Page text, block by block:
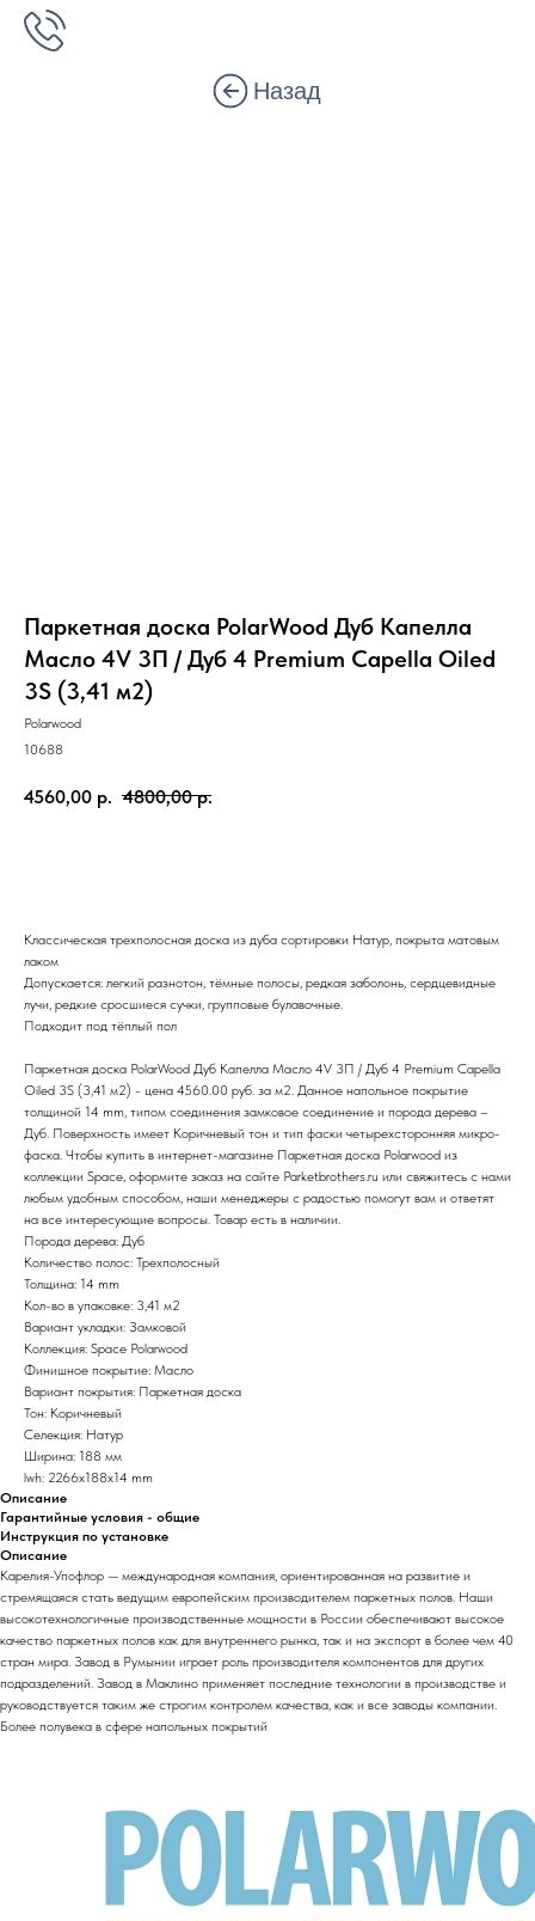
Назад
Паркетная доска PolarWood Дуб Капелла
Масло 4V 3П / Дуб 4 Premium Capella Oiled
3S (3,41 м2)
Polarwood
10688
4560,00 р. 4800,00 р.
Классическая трехполосная доска из дуба сортировки Натур, покрыта матовым
лаком
Допускается: легкий разнотон, тёмные полосы, редкая заболонь, сердцевидные
лучи, редкие сросшиеся сучки, групповые булавочные.
Подходит под тёплый пол
Паркетная доска PolarWood Дуб Капелла Масло 4V 3П / Дуб 4 Premium Capella
Oiled 3S (3,41 м2) - цена 4560.00 руб. за м2. Данное напольное покрытие
толщиной 14 mm, типом соединения замковое соединение и порода дерева –
Дуб. Поверхность имеет Коричневый тон и тип фаски четырехсторонняя микро-
фаска. Чтобы купить в интернет-магазине Паркетная доска Polarwood из
коллекции Space, оформите заказ на сайте Parketbrothers.ru или свяжитесь с нами
любым удобным способом, наши менеджеры с радостью помогут вам и ответят
на все интересующие вопросы. Товар есть в наличии.
Порода дерева: Дуб
Количество полос: Трехполосный
Толщина: 14 mm
Кол-во в упаковке: 3,41 м2
Вариант укладки: Замковой
Коллекция: Space Polarwood
Финишное покрытие: Масло
Вариант покрытия: Паркетная доска
Тон: Коричневый
Селекция: Натур
Ширина: 188 мм
lwh: 2266x188x14 mm
Описание
Гарантийные условия - общие
Инструкция по установке
Описание
Карелия-Упофлор — международная компания, ориентированная на развитие и
стремящаяся стать ведущим европейским производителем паркетных полов. Наши
высокотехнологичные производственные мощности в России обеспечивают высокое
качество паркетных полов как для внутреннего рынка, так и на экспорт в более чем 40
стран мира. Завод в Румынии играет роль производителя компонентов для других
подразделений. Завод в Маклино применяет последние технологии в производстве и
руководствуется таким же строгим контролем качества, как и все заводы компании.
Более полувека в сфере напольных покрытий